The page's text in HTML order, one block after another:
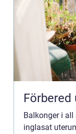
Balkonger i
inglasat